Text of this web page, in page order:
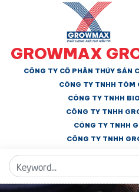
GROWMAX
CÔNG TY CỔ PHẦN THỦY SẢN
CÔNG TY TNHH TÔM
CÔNG TY TNHH
CÔNG TY TNHH
CÔNG TY TNHH
CÔNG TY TNHH